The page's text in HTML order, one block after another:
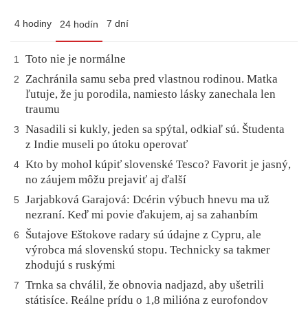
4 hodiny 24 hodín 7 dní
1 Toto nie je normálne
2
Zachránila samu seba pred vlastnou rodinou. Matka
ľutuje, že ju porodila, namiesto lásky zanechala len
traumu
3
Nasadili si kukly, jeden sa spýtal, odkiaľ sú. Študenta
z Indie museli po útoku operovať
4 Kto by mohol kúpiť slovenské Tesco? Favorit je jasný,
no záujem môžu prejaviť aj ďalší
5
Jarjabková Garajová: Dcérin výbuch hnevu ma už
nezraní. Keď mi povie ďakujem, aj sa zahanbím
6
Šutajove Eštokove radary sú údajne z Cypru, ale
výrobca má slovenskú stopu. Technicky sa takmer
zhodujú s ruskými
7
Trnka sa chválil, že obnovia nadjazd, aby ušetrili
státisíce. Reálne prídu o 1,8 milióna z eurofondov